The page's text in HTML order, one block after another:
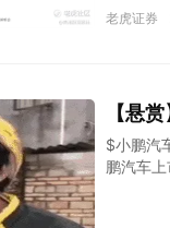
期或永
以1.8%
国剧集
老虎证券
【悬
$小鹏汽
鹏汽车